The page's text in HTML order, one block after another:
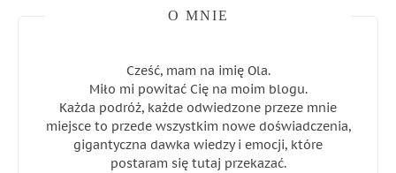
O MNIE
Cześć, mam na imię Ola.
Miło mi powitać Cię na moim blogu.
Każda podróż, każde odwiedzone przeze mnie
miejsce to przede wszystkim nowe doświadczenia,
gigantyczna dawka wiedzy i emocji, które
postaram się tutaj przekazać.